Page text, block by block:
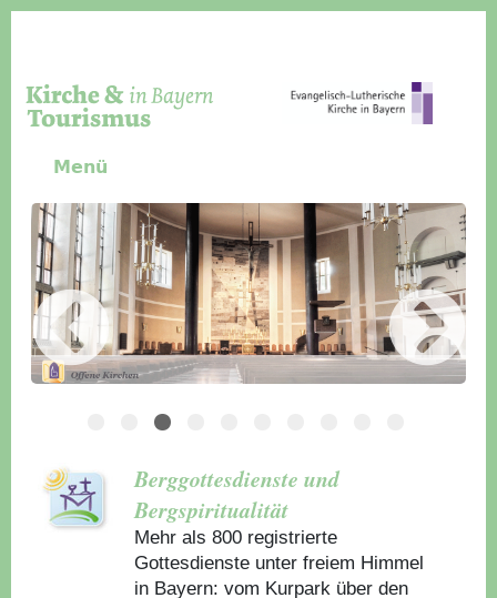
Menü
Slider Icon
Bild
Häuser für Gruppen
Berggottesdienste und
Bergspiritualität
Mehr als 800 registrierte
Gottesdienste unter freiem Himmel
in Bayern: vom Kurpark über den